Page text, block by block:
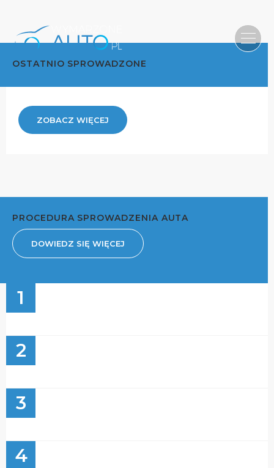
OSTATNIO SPROWADZONE
ZOBACZ WIĘCEJ
PROCEDURA SPROWADZENIA AUTA
DOWIEDZ SIĘ WIĘCEJ
1
2
3
4